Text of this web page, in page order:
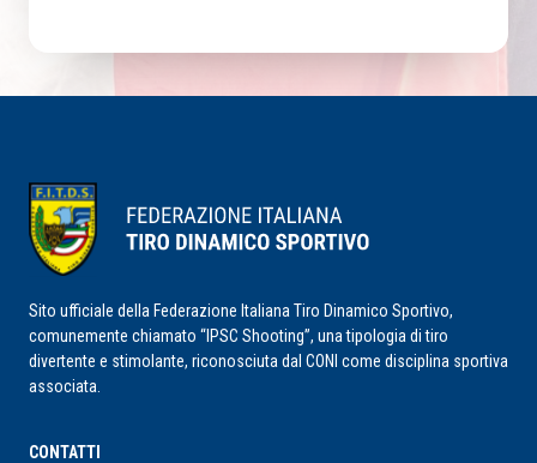
Sito ufficiale della Federazione Italiana Tiro Dinamico Sportivo,
comunemente chiamato “IPSC Shooting”, una tipologia di tiro
divertente e stimolante, riconosciuta dal CONI come disciplina sportiva
associata.
CONTATTI